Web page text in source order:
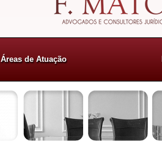
Áreas de Atuação